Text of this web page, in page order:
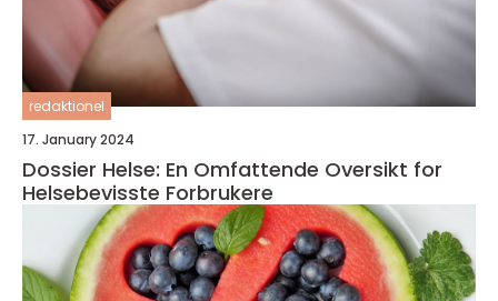
redaktionel
17. January 2024
Dossier Helse: En Omfattende Oversikt for
Helsebevisste Forbrukere